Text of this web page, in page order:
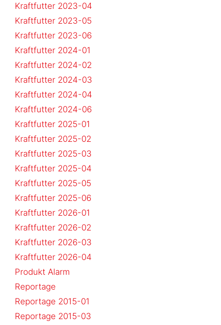
Kraftfutter 2023-04
Kraftfutter 2023-05
Kraftfutter 2023-06
Kraftfutter 2024-01
Kraftfutter 2024-02
Kraftfutter 2024-03
Kraftfutter 2024-04
Kraftfutter 2024-06
Kraftfutter 2025-01
Kraftfutter 2025-02
Kraftfutter 2025-03
Kraftfutter 2025-04
Kraftfutter 2025-05
Kraftfutter 2025-06
Kraftfutter 2026-01
Kraftfutter 2026-02
Kraftfutter 2026-03
Kraftfutter 2026-04
Produkt Alarm
Reportage
Reportage 2015-01
Reportage 2015-03